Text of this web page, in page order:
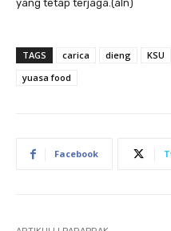
yang tetap terjaga.(aln)
TAGS carica dieng KSU
yuasa food
Facebook